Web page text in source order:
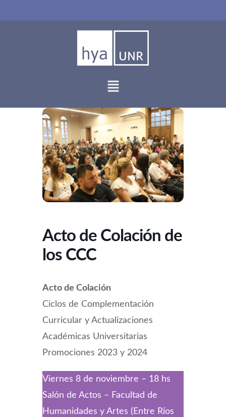
Acto de Colación de
los CCC
Acto de Colación
Ciclos de Complementación
Curricular y Actualizaciones
Académicas Universitarias
Promociones 2023 y 2024
Viernes 8 de noviembre – 18 hs
Salón de Actos – Facultad de
Humanidades y Artes (Entre Ríos